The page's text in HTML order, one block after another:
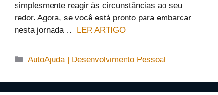
simplesmente reagir às circunstâncias ao seu
redor. Agora, se você está pronto para embarcar
nesta jornada … LER ARTIGO
Categorias
AutoAjuda | Desenvolvimento Pessoal